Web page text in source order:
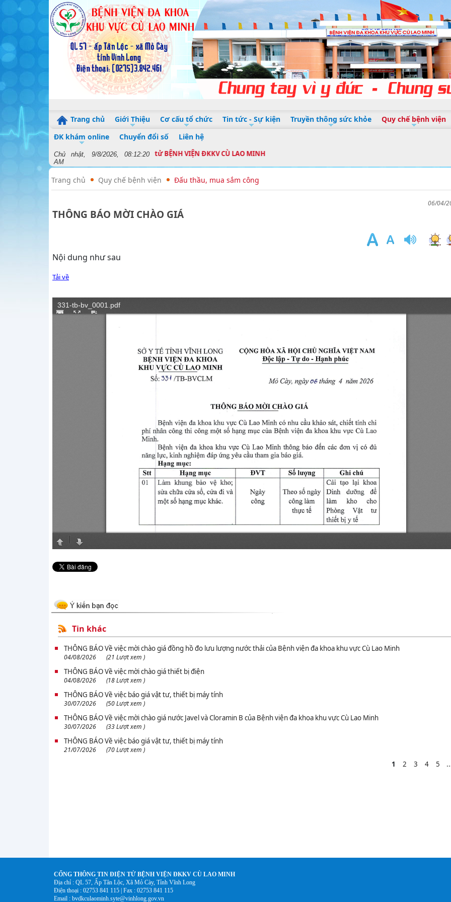
Trang chủ Giới Thiệu Cơ cấu tổ chức Tin tức - Sự kiện Truyền thông sức khỏe Quy chế bệnh viện
ĐK khám online
Chuyển đổi số Liên hệ
Chủ nhật, 9/8/2026, 08:12:21
AM
mừng đến với Cổng thông tin điện tử BỆNH VIỆN ĐKKV CÙ LAO MINH
Trang chủ Quy chế bệnh viện Đấu thầu, mua sắm công
06/04/
THÔNG BÁO MỜI CHÀO GIÁ
Nội dung như sau
Tải về
Tin khác
THÔNG BÁO Về việc mời chào giá đồng hồ đo lưu lượng nước thải của Bệnh viện đa khoa khu vực Cù Lao Minh
04/08/2026 (21 Lượt xem )
THÔNG BÁO Về việc mời chào giá thiết bị điện
04/08/2026 (18 Lượt xem )
THÔNG BÁO Về việc báo giá vật tư, thiết bị máy tính
30/07/2026 (50 Lượt xem )
THÔNG BÁO Về việc mời chào giá nước Javel và Cloramin B của Bệnh viện đa khoa khu vực Cù Lao Minh
30/07/2026 (33 Lượt xem )
THÔNG BÁO Về việc báo giá vật tư, thiết bị máy tính
21/07/2026 (70 Lượt xem )
1 2 3 4 5
CỐNG THÔNG TIN ĐIỆN TỬ BỆNH VIỆN ĐKKV CÙ LAO MINH
Địa chỉ : QL 57, Ấp Tân Lộc, Xã Mỏ Cày, Tỉnh Vĩnh Long
Điện thoại : 02753 841 115 | Fax : 02753 841 115
Email : bvdkculaominh.syte@vinhlong.gov.vn